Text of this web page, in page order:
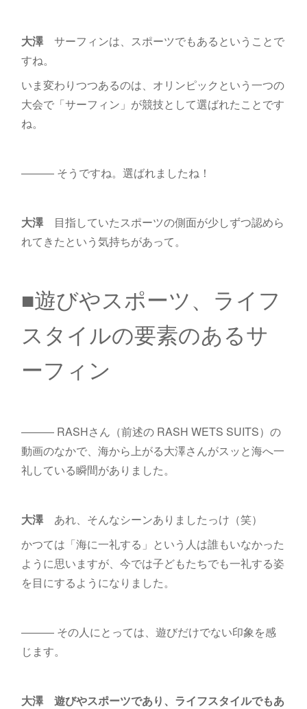
大澤 サーフィンは、スポーツでもあるということで
すね。
いま変わりつつあるのは、オリンピックという一つの
大会で「サーフィン」が競技として選ばれたことです
ね。
――― そうですね。選ばれましたね！
大澤 目指していたスポーツの側面が少しずつ認めら
れてきたという気持ちがあって。
■遊びやスポーツ、ライフ
スタイルの要素のあるサ
ーフィン
――― RASHさん（前述の RASH WETS SUITS）の
動画のなかで、海から上がる大澤さんがスッと海へ一
礼している瞬間がありました。
大澤 あれ、そんなシーンありましたっけ（笑）
かつては「海に一礼する」という人は誰もいなかった
ように思いますが、今では子どもたちでも一礼する姿
を目にするようになりました。
――― その人にとっては、遊びだけでない印象を感
じます。
大澤 遊びやスポーツであり、ライフスタイルでもあ